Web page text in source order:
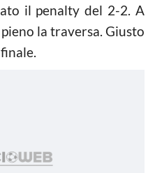
il penalty del 2-2. A
la traversa. Giusto